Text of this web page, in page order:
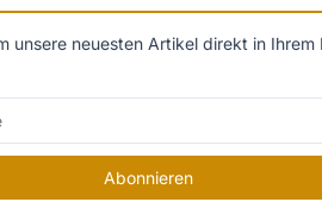
unsere neuesten Artikel direkt in Ihrem
Abonnieren